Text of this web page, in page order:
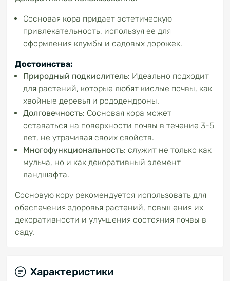
Сосновая кора придает эстетическую
привлекательность, используя ее для
оформления клумбы и садовых дорожек.
Достоинства:
Природный подкислитель: Идеально подходит
для растений, которые любят кислые почвы, как
хвойные деревья и рододендроны.
Долговечность: Сосновая кора может
оставаться на поверхности почвы в течение 3-5
лет, не утрачивая своих свойств.
Многофункциональность: служит не только как
мульча, но и как декоративный элемент
ландшафта.
Сосновую кору рекомендуется использовать для
обеспечения здоровья растений, повышения их
декоративности и улучшения состояния почвы в
саду.
Характеристики